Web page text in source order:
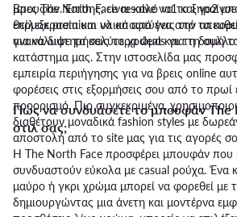
μπουφάν. Επίσης, είναι καλό να το
θερμοκρασία και να αποφεύγεις την
για να διατηρήσεις το χρώμα και τη δομή
Βρες The North Face resolve νο1 και νο2
επίλεξε premium υλικό από ένα από τα
ανακάλυψε τα καλύτερα deals για τη
κατάστημα μας. Στην ιστοσελίδα μας
εμπειρία περιήγησης για να βρεις online
φορέσεις στις εξορμήσεις σου από το
προορισμό. Πιο συγκεκριμένα,
διαθέτουν μοναδικά fashion styles με
αποστολή από το site μας για τις αγορές
Πώς να συνδυάσετε το μπουφάν The
στιλ σας;
Η The North Face προσφέρει μπουφάν που
συνδυαστούν εύκολα με casual ρούχα. Ένα
μαύρο ή γκρι χρώμα μπορεί να φορεθεί με
δημιουργώντας μια άνετη και μοντέρνα